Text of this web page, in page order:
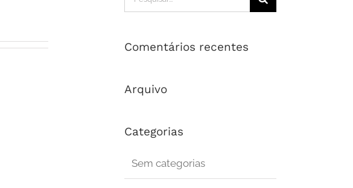
Comentários recentes
Arquivo
Categorias
Sem categorias